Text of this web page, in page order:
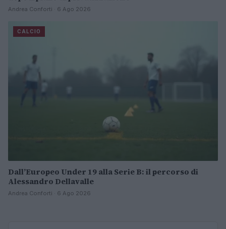
Andrea Conforti · 6 Ago 2026
CALCIO
Dall’Europeo Under 19 alla Serie B: il percorso di
Alessandro Dellavalle
Andrea Conforti · 6 Ago 2026